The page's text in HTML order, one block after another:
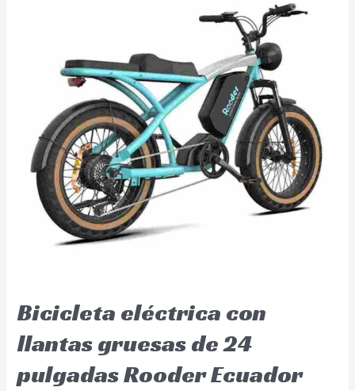
Bicicleta eléctrica con
llantas gruesas de 24
pulgadas Rooder Ecuador